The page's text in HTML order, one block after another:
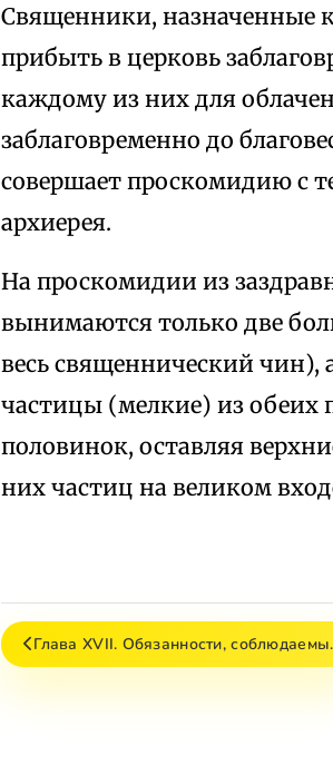
Священники, назначенные
прибыть в церковь
каждому из них для
заблаговременно до
совершает проскомидию с
архиерея.
На проскомидии из
вынимаются только две
весь священнический
частицы (мелкие) из
половинок, оставляя
них частиц на великом
Глава XVII. Обязанности,